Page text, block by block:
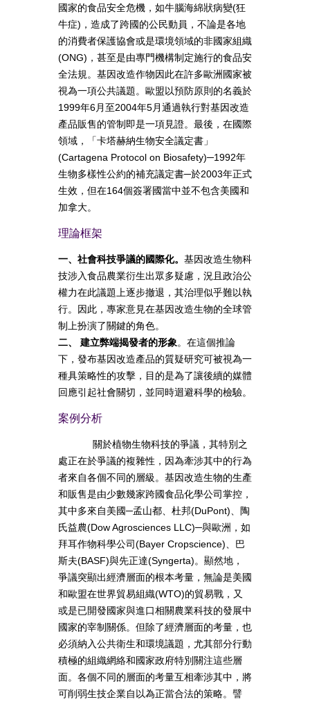
國家的食品安全危機，如牛腦海綿狀病變(狂
牛症)，造成了跨國的公民動員，不論是各地
的消費者保護協會或是環境領域的非國家組織
(ONG)，甚至是由專門機構制定施行的食品安
全法規。基因改造作物因此在許多歐洲國家被
視為一項公共議題。歐盟以預防原則的名義於
1999年6月至2004年5月通過執行對基因改造
產品販售的管制即是一項見證。最後，在國際
領域，「卡塔赫納生物安全議定書」
(Cartagena Protocol on Biosafety)─1992年
生物多樣性公約的補充議定書─於2003年正式
生效，但在164個簽署國當中並不包含美國和
加拿大。
理論框架
一、社會科技爭議的國際化。 基因改造生物科
技涉入食品農業衍生出眾多疑慮，況且政治公
權力在此議題上逐步撤退，其治理似乎難以執
行。因此，專家意見在基因改造生物的全球管
制上扮演了關鍵的角色。
二、 建立弊端揭發者的形象。在這個推論
下，發布基因改造產品的質疑研究可被視為一
種具策略性的攻擊，目的是為了讓後續的媒體
回應引起社會關切，並同時迴避科學的檢驗。
案例分析
關於植物生物科技的爭議，其特別之
處正在於爭議的複雜性，因為牽涉其中的行為
者來自各個不同的層級。基因改造生物的生產
和販售是由少數幾家跨國食品化學公司掌控，
其中多來自美國─孟山都、杜邦(DuPont)、陶
氏益農(Dow Agrosciences LLC)─與歐洲，如
拜耳作物科學公司(Bayer Cropscience)、巴
斯夫(BASF)與先正達(Syngerta)。顯然地，
爭議突顯出經濟層面的根本考量，無論是美國
和歐盟在世界貿易組織(WTO)的貿易戰，又
或是已開發國家與進口相關農業科技的發展中
國家的宰制關係。但除了經濟層面的考量，也
必須納入公共衛生和環境議題，尤其部分行動
積極的組織網絡和國家政府特別關注這些層
面。各個不同的層面的考量互相牽涉其中，將
可削弱生技企業自以為正當合法的策略。譬